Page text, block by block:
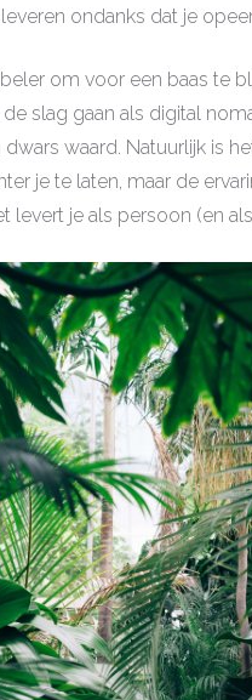
ondanks dat je
om voor een baas te
de slag gaan als digital
waard. Natuurlijk is
je te laten, maar de
levert je als persoon (en